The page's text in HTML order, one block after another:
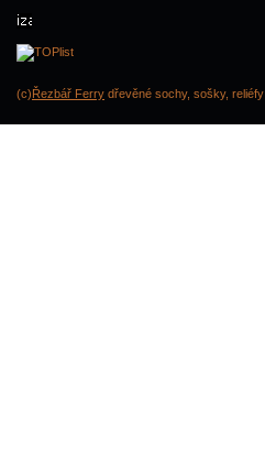
(c)Řezbář Ferry dřevěné sochy, sošky, reliéfy